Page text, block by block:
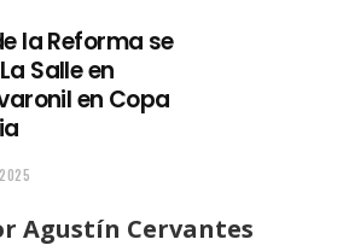
la Reforma se
Salle en
en Copa
Agustín Cervantes